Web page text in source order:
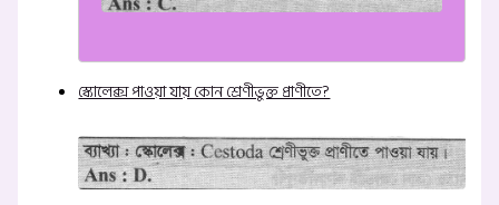
স্কোলেক্স পাওয়া যায় কোন শ্রেণীভুক্ত প্রাণীতে?